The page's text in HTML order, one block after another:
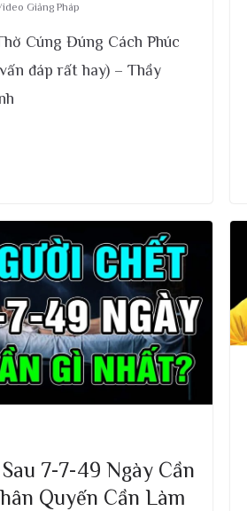
Giảng Pháp
Cúng Đúng Cách Phúc
đáp rất hay) – Thầy
7-7-49 Ngày Cần
Quyến Cần Làm